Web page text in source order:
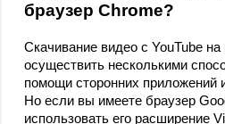
браузер Chrome?
Скачивание видео с YouTube
осуществить несколькими
помощи сторонних приложений
Но если вы имеете браузер
использовать его расширение